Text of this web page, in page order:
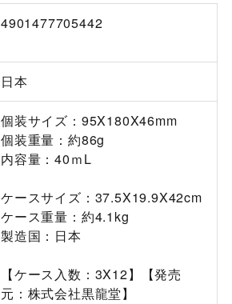
4901477705442
日本
個装サイズ：95X180X46mm
個装重量：約86g
内容量：40ｍL
ケースサイズ：37.5X19.9X42cm
ケース重量：約4.1kg
製造国：日本
【ケース入数：3X12】【発売
元：株式会社黒龍堂】